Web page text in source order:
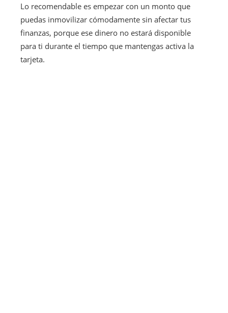
Lo recomendable es empezar con un monto que
puedas inmovilizar cómodamente sin afectar tus
finanzas, porque ese dinero no estará disponible
para ti durante el tiempo que mantengas activa la
tarjeta.